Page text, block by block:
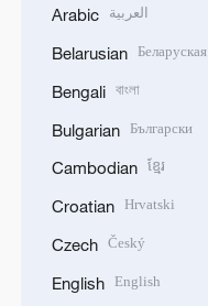
Arabic العربية
Belarusian Беларуская
Bengali বাংলা
Bulgarian Български
Cambodian ខ្មែរ
Croatian Hrvatski
Czech Český
English English